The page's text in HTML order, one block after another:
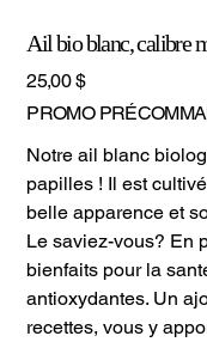
Ail bio blanc, calibre
Prix
25,00 $
PROMO
Notre ail blanc
papilles ! Il est
belle apparence et
Le saviez-vous? En
bienfaits pour la
antioxydantes. Un
recettes, vous y